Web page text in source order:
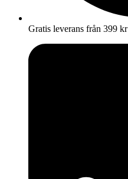
Gratis leverans från 399 kr